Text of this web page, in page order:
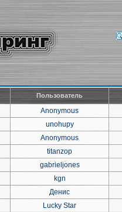
Пользователь
Anonymous
unohupy
Anonymous
titanzop
gabrieljones
kgn
Денис
Lucky Star